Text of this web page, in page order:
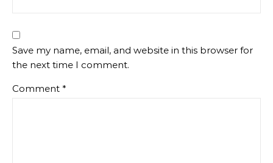
Save my name, email, and website in this browser for
the next time I comment.
Comment *